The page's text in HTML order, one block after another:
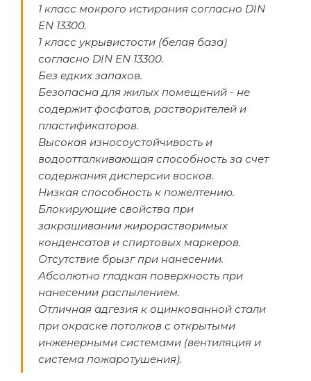
1 класс мокрого истирания согласно DIN
EN 13300.
1 класс укрывистости (белая база)
согласно DIN EN 13300.
Без едких запахов.
Безопасна для жилых помещений - не
содержит фосфатов, растворителей и
пластификаторов.
Высокая износоустойчивость и
водоотталкивающая способность за счет
содержания дисперсии восков.
Низкая способность к пожелтению.
Блокирующие свойства при
закрашивании жирорастворимых
конденсатов и спиртовых маркеров.
Отсутствие брызг при нанесении.
Абсолютно гладкая поверхность при
нанесении распылением.
Отличная адгезия к оцинкованной стали
при окраске потолков с открытыми
инженерными системами (вентиляция и
система пожаротушения).